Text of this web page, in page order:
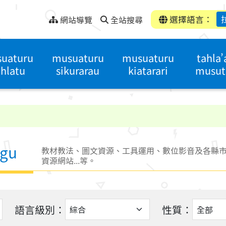
網站導覽 全站搜尋 選擇語言：
musuaturu
sikurarau
musuaturu
kiatarari
教材教法、圖文資源、工具運用、數位影音及各縣
資源網站...等。
語言級別： 性質：